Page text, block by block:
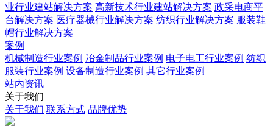
业行业建站解决方案 高新技术行业建站解决方案 政采电商平
台解决方案 医疗器械行业解决方案 纺织行业解决方案 服装鞋
帽行业解决方案
案例
机械制造行业案例 冶金制品行业案例 电子电工行业案例 纺织
服装行业案例 设备制造行业案例 其它行业案例
站内资讯
关于我们
关于我们 联系方式 品牌优势